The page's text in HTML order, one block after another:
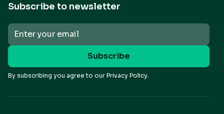
Subscribe to newsletter
By subscribing you agree to our Privacy Policy.